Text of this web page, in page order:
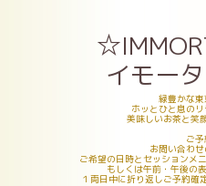
イモー
緑豊かな
ホッとひと息の
美味しいお茶と笑
ご
お問い合わ
ご希望の日時とセッションメ
もしくは午前・午後の
１両日中に折り返しご予約確